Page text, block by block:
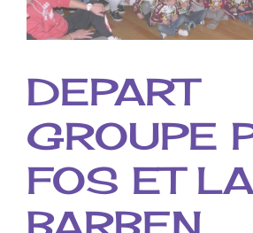
DEPART
GROUPE
FOS ET LA